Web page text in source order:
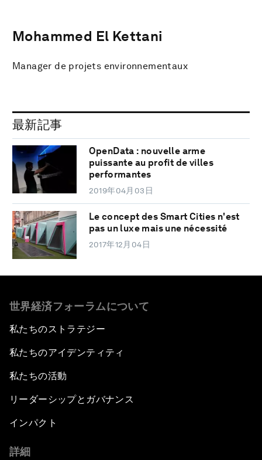
Mohammed El Kettani
Manager de projets environnementaux
最新記事
OpenData : nouvelle arme
puissante au profit de villes
performantes
2019年04月03日
Le concept des Smart Cities n'est
pas un luxe mais une nécessité
2017年12月04日
世界経済フォーラムについて
私たちのストラテジー
私たちのアイデンティティ
私たちの活動
リーダーシップとガバナンス
インパクト
詳細